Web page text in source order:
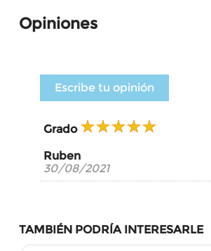
Opiniones
Escribe tu opinión
Grado
Ruben
30/08/2021
TAMBIÉN PODRÍA INTERESARLE